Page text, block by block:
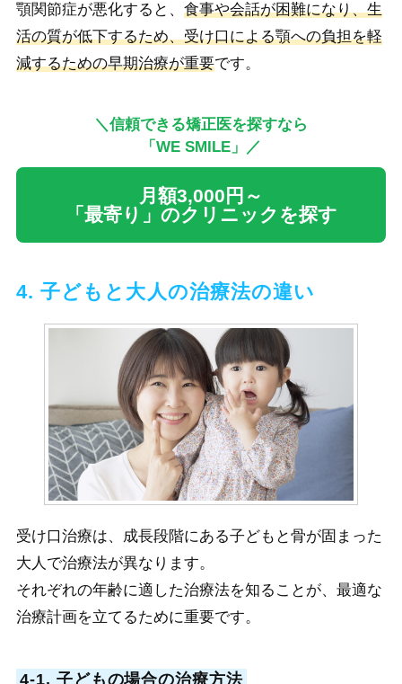
顎関節症が悪化すると、 食事や会話が困難になり、生
活の質が低下するため、受け口による顎への負担を軽
減するための早期治療が重要です。
＼信頼できる矯正医を探すなら
「WE SMILE」／
月額3,000円～
「最寄り」のクリニックを探す
4. 子どもと大人の治療法の違い
受け口治療は、成長段階にある子どもと骨が固まった
大人で治療法が異なります。
それぞれの年齢に適した治療法を知ることが、最適な
治療計画を立てるために重要です。
4-1. 子どもの場合の治療方法